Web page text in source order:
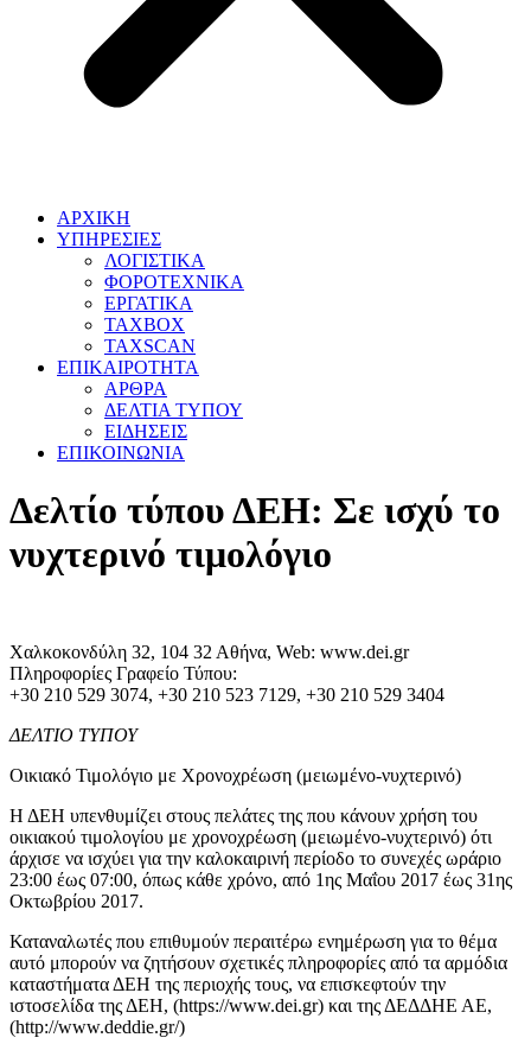
ΑΡΧΙΚΗ
ΥΠΗΡΕΣΙΕΣ
ΛΟΓΙΣΤΙΚΑ
ΦΟΡΟΤΕΧΝΙΚΑ
ΕΡΓΑΤΙΚΑ
TAXBOX
TAXSCAN
ΕΠΙΚΑΙΡΟΤΗΤΑ
ΑΡΘΡΑ
ΔΕΛΤΙΑ ΤΥΠΟΥ
ΕΙΔΗΣΕΙΣ
ΕΠΙΚΟΙΝΩΝΙΑ
Δελτίο τύπου ΔΕΗ: Σε ισχύ το
νυχτερινό τιμολόγιο
Χαλκοκονδύλη 32, 104 32 Αθήνα, Web: www.dei.gr
Πληροφορίες Γραφείο Τύπου:
+30 210 529 3074, +30 210 523 7129, +30 210 529 3404
ΔΕΛΤΙΟ ΤΥΠΟΥ
Οικιακό Τιμολόγιο με Χρονοχρέωση (μειωμένο-νυχτερινό)
Η ΔΕΗ υπενθυμίζει στους πελάτες της που κάνουν χρήση του
οικιακού τιμολογίου με χρονοχρέωση (μειωμένο-νυχτερινό) ότι
άρχισε να ισχύει για την καλοκαιρινή περίοδο το συνεχές ωράριο
23:00 έως 07:00, όπως κάθε χρόνο, από 1ης Μαΐου 2017 έως 31ης
Οκτωβρίου 2017.
Καταναλωτές που επιθυμούν περαιτέρω ενημέρωση για το θέμα
αυτό μπορούν να ζητήσουν σχετικές πληροφορίες από τα αρμόδια
καταστήματα ΔΕΗ της περιοχής τους, να επισκεφτούν την
ιστοσελίδα της ΔΕΗ, (https://www.dei.gr) και της ΔΕΔΔΗΕ ΑΕ,
(http://www.deddie.gr/)